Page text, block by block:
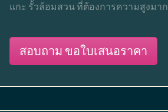
แกะ รั้วล้อมสวน ที่ต้องการความสูงมาก
สอบถาม ขอใบเสนอราคา